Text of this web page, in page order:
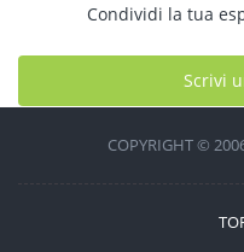
Condividi la tua
Scrivi
COPYRIGHT ©